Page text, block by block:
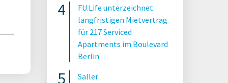
FU.Life unterzeichnet
langfristigen Mietvertrag
für 217 Serviced
Apartments im Boulevard
Berlin
Saller